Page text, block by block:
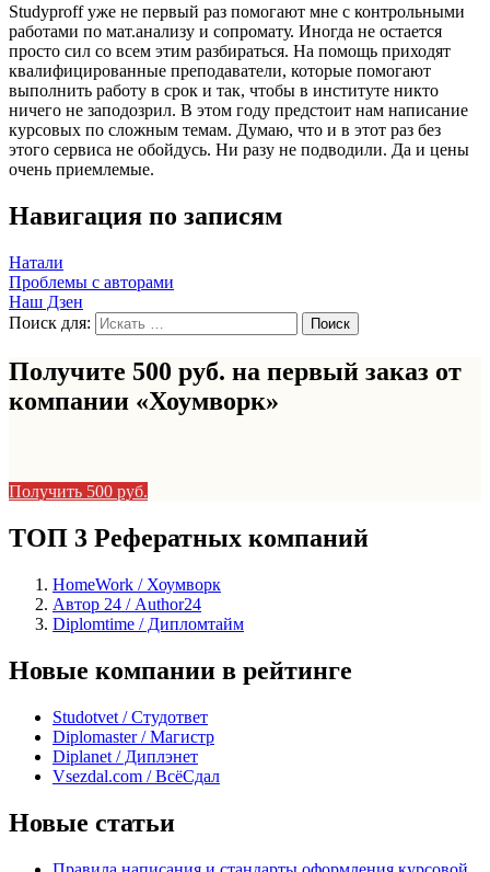
Studyproff уже не первый раз помогают мне с контрольными
работами по мат.анализу и сопромату. Иногда не остается
просто сил со всем этим разбираться. На помощь приходят
квалифицированные преподаватели, которые помогают
выполнить работу в срок и так, чтобы в институте никто
ничего не заподозрил. В этом году предстоит нам написание
курсовых по сложным темам. Думаю, что и в этот раз без
этого сервиса не обойдусь. Ни разу не подводили. Да и цены
очень приемлемые.
Навигация по записям
Натали
Проблемы с авторами
Наш Дзен
Поиск для:
Получите 500 руб. на первый заказ от
компании «Хоумворк»
Получить 500 руб.
ТОП 3 Рефератных компаний
HomeWork / Хоумворк
Автор 24 / Author24
Diplomtime / Дипломтайм
Новые компании в рейтинге
Studotvet / Студответ
Diplomaster / Магистр
Diplanet / Диплэнет
Vsezdal.com / ВсёСдал
Новые статьи